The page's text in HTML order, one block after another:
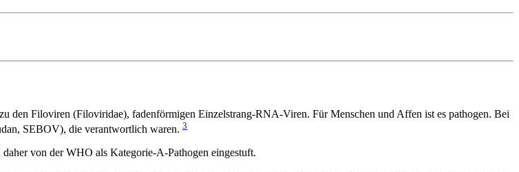
den Filoviren (Filoviridae), fadenförmigen Einzelstrang-RNA-Viren. Für Menschen und Affen ist es pathogen. Bei
SEBOV), die verantwortlich waren. 3
von der WHO als Kategorie-A-Pathogen eingestuft.